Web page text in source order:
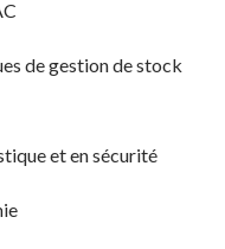
de gestion de stock
et en sécurité